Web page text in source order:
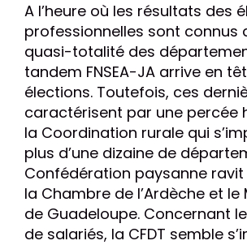
A l’heure où les résultats des
professionnelles sont connus
quasi-totalité des
tandem FNSEA-JA arrive en
élections. Toutefois, ces
caractérisent par une percée
la Coordination rurale qui
plus d’une dizaine de
Confédération paysanne
la Chambre de l’Ardèche et le
de Guadeloupe. Concernant
de salariés, la CFDT semble